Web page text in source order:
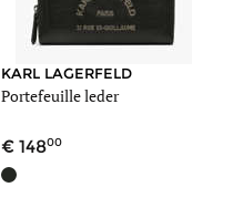
KARL LAGERFELD
Portefeuille leder
14800